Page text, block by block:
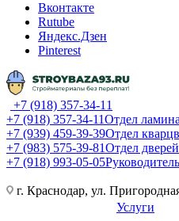
Вконтакте
Rutube
Яндекс.Дзен
Pinterest
+7 (918) 357-34-11
+7 (918) 357-34-11Отдел
+7 (939) 459-39-39Отдел
+7 (983) 575-39-81Отдел дверей
+7 (918) 993-05-05Руководитель
г. Краснодар, ул.
Услуги